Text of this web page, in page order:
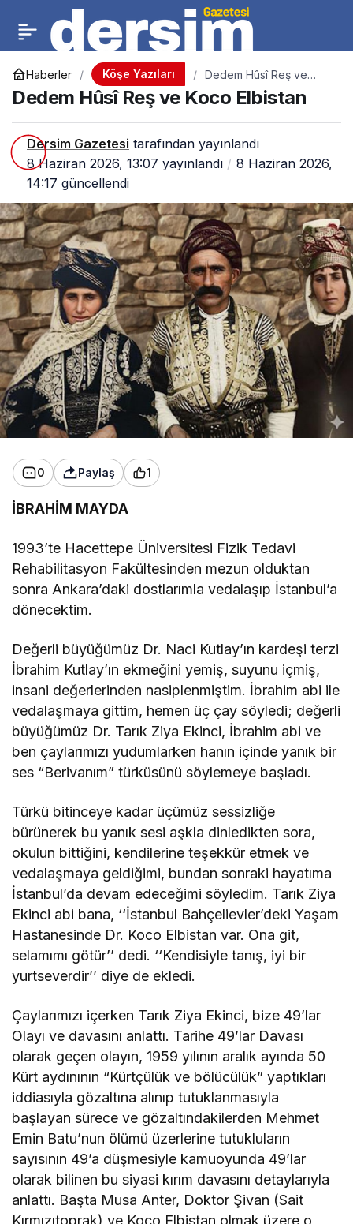
Haberler Köşe Yazıları
Dedem Hûsî Reş ve
Koco Elbistan
Dedem Hûsî Reş ve Koco Elbistan
Dersim Gazetesi tarafından yayınlandı
8 Haziran 2026, 13:07 yayınlandı
8 Haziran 2026,
14:17 güncellendi
0 Paylaş 1
İBRAHİM MAYDA
1993’te Hacettepe Üniversitesi Fizik Tedavi
Rehabilitasyon Fakültesinden mezun olduktan
sonra Ankara’daki dostlarımla vedalaşıp İstanbul’a
dönecektim.
Değerli büyüğümüz Dr. Naci Kutlay’ın kardeşi terzi
İbrahim Kutlay’ın ekmeğini yemiş, suyunu içmiş,
insani değerlerinden nasiplenmiştim. İbrahim abi ile
vedalaşmaya gittim, hemen üç çay söyledi; değerli
büyüğümüz Dr. Tarık Ziya Ekinci, İbrahim abi ve
ben çaylarımızı yudumlarken hanın içinde yanık bir
ses “Berivanım” türküsünü söylemeye başladı.
Türkü bitinceye kadar üçümüz sessizliğe
bürünerek bu yanık sesi aşkla dinledikten sora,
okulun bittiğini, kendilerine teşekkür etmek ve
vedalaşmaya geldiğimi, bundan sonraki hayatıma
İstanbul’da devam edeceğimi söyledim. Tarık Ziya
Ekinci abi bana, ‘‘İstanbul Bahçelievler’deki Yaşam
Hastanesinde Dr. Koco Elbistan var. Ona git,
selamımı götür’’ dedi. ‘‘Kendisiyle tanış, iyi bir
yurtseverdir’’ diye de ekledi.
Çaylarımızı içerken Tarık Ziya Ekinci, bize 49’lar
Olayı ve davasını anlattı. Tarihe 49’lar Davası
olarak geçen olayın, 1959 yılının aralık ayında 50
Kürt aydınının “Kürtçülük ve bölücülük” yaptıkları
iddiasıyla gözaltına alınıp tutuklanmasıyla
başlayan sürece ve gözaltındakilerden Mehmet
Emin Batu’nun ölümü üzerlerine tutukluların
sayısının 49’a düşmesiyle kamuoyunda 49’lar
olarak bilinen bu siyasi kırım davasını detaylarıyla
anlattı. Başta Musa Anter, Doktor Şivan (Sait
Kırmızıtoprak) ve Koco Elbistan olmak üzere o